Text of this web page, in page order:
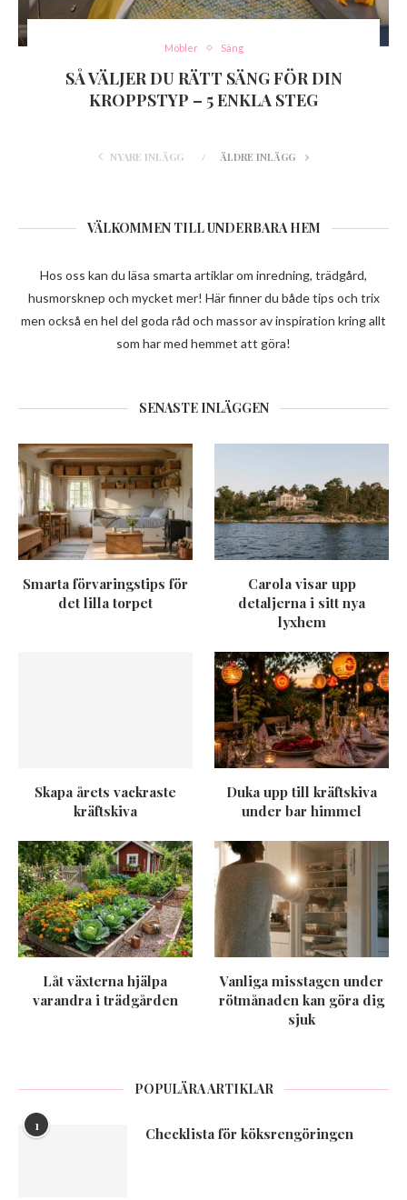
Möbler Säng
SÅ VÄLJER DU RÄTT SÄNG FÖR DIN
KROPPSTYP – 5 ENKLA STEG
NYARE INLÄGG ÄLDRE INLÄGG
VÄLKOMMEN TILL UNDERBARA HEM
Hos oss kan du läsa smarta artiklar om inredning, trädgård,
husmorsknep och mycket mer! Här finner du både tips och trix
men också en hel del goda råd och massor av inspiration kring allt
som har med hemmet att göra!
SENASTE INLÄGGEN
Smarta förvaringstips för
det lilla torpet
Carola visar upp
detaljerna i sitt nya
lyxhem
Skapa årets vackraste
kräftskiva
Duka upp till kräftskiva
under bar himmel
Låt växterna hjälpa
varandra i trädgården
Vanliga misstagen under
rötmånaden kan göra dig
sjuk
POPULÄRA ARTIKLAR
1 Checklista för köksrengöringen